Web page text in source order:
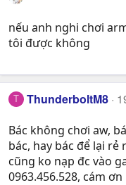
o
n
:
nếu anh nghi chơi
tôi được không
T ThunderboltM8
Bác không chơi aw,
bác, hay bác để lại
cũng ko nạp đc vào
0963.456.528, cám ơn